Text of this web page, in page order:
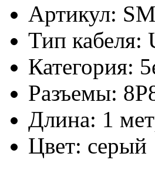
Артикул:
Тип кабеля:
Категория:
Разъемы:
Длина: 1
Цвет: серый